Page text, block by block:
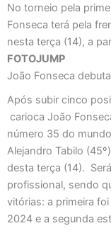
No torneio pela
Fonseca terá pela
nesta terça (14), a
FOTOJUMP
João Fonseca
Após subir cinco
carioca João
número 35 do
Alejandro Tabilo
desta terça (14).
profissional, sendo
vitórias: a primeira
2024 e a segunda